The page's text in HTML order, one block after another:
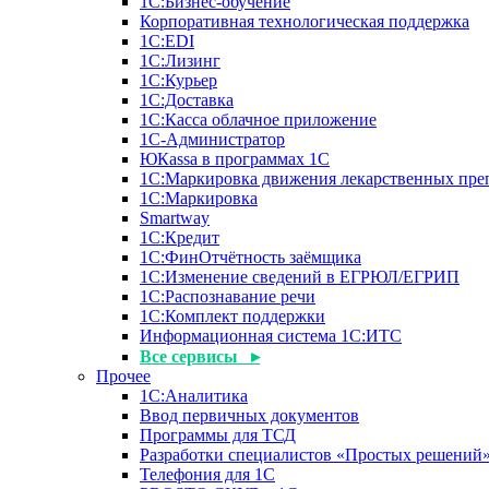
Корпоративная технологическая поддержка
1С:ЕDI
1С:Лизинг
1С:Курьер
1С:Доставка
1С:Касса облачное приложение
1С-Администратор
ЮКаssа в программах 1С
1С:Маркировка движения лекарственных
1С:Маркировка
Smartway
1С:Кредит
1С:ФинОтчётность заёмщика
1С:Изменение сведений в ЕГРЮЛ/ЕГРИП
1С:Распознавание речи
1С:Комплект поддержки
Информационная система 1С:ИТС
Все сервисы ▸
Прочее
1С:Аналитика
Ввод первичных документов
Программы для ТСД
Разработки специалистов «Простых решений»
Телефония для 1С